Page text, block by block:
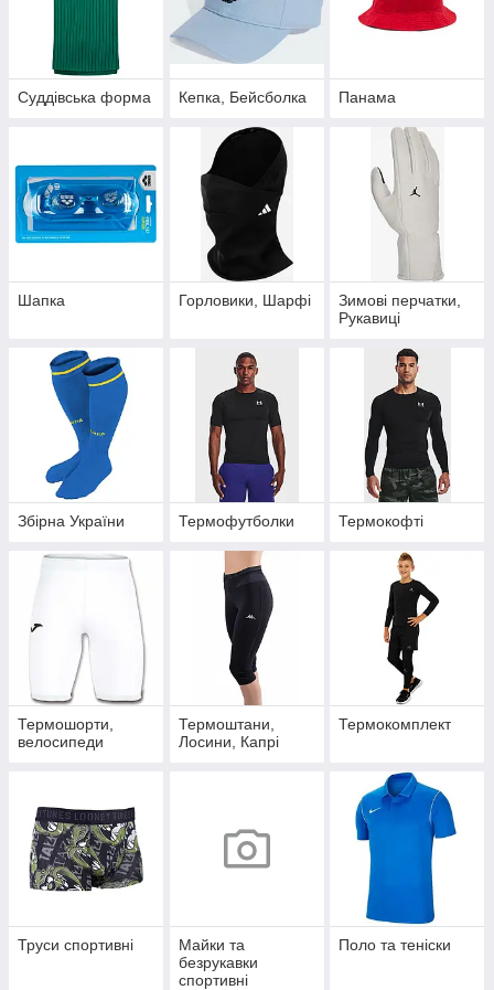
Суддівська форма Кепка, Бейсболка Панама
Шапка Горловики, Шарфі
Зимові перчатки,
Рукавиці
Збірна України Термофутболки Термокофті
Термошорти,
велосипеди
Термоштани,
Лосини, Капрі
Термокомплект
Труси спортивні
Майки та
безрукавки
спортивні
Поло та теніски